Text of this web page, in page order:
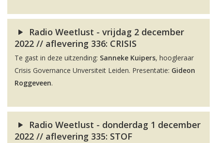
Radio Weetlust - vrijdag 2 december
2022 // aflevering 336: CRISIS
Te gast in deze uitzending: Sanneke Kuipers, hoogleraar
Crisis Governance Unversiteit Leiden. Presentatie: Gideon
Roggeveen.
Radio Weetlust - donderdag 1 december
2022 // aflevering 335: STOF